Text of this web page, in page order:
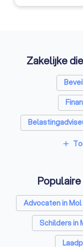
Zakelijke
add
Advocaten in Mol
Schilders in